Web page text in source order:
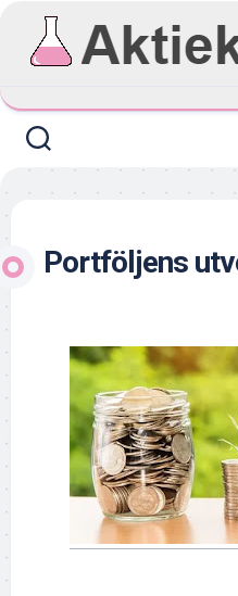
content
Portföljens